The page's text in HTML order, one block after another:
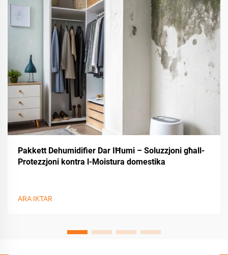
Pakkett Dehumidifier Dar IĦumi – Soluzzjoni għall-
Protezzjoni kontra l-Moistura domestika
ARA IKTAR